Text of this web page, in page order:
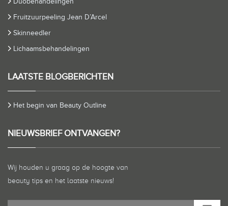
Fruitzuurpeeling Jean D’Arcel
Skinneedler
Lichaamsbehandelingen
LAATSTE BLOGBERICHTEN
Het begin van Beauty Outline
NIEUWSBRIEF ONTVANGEN?
Wij houden u graag op de hoogte van
beauty tips en het laatste nieuws!